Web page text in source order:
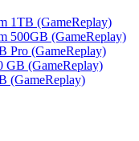
1TB (GameReplay)
500GB (GameReplay)
Pro (GameReplay)
GB (GameReplay)
(GameReplay)